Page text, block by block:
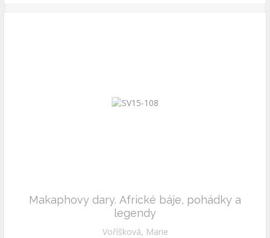
Makaphovy dary. Africké báje, pohádky a
legendy
Voříšková, Marie